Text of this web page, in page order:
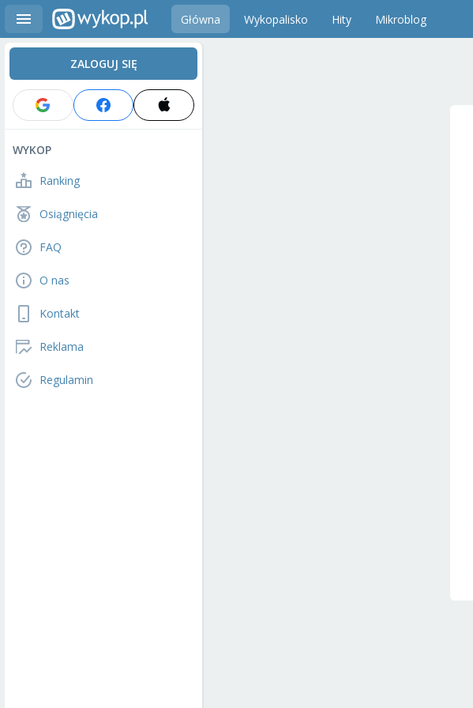
Główna Wykopalisko Hity Mikroblog
ZALOGUJ SIĘ
WYKOP
Ranking
Osiągnięcia
FAQ
O nas
Kontakt
Reklama
Regulamin